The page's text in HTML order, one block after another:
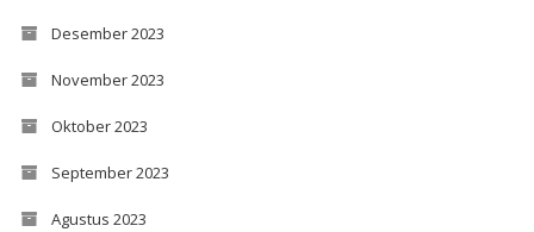
Desember 2023
November 2023
Oktober 2023
September 2023
Agustus 2023